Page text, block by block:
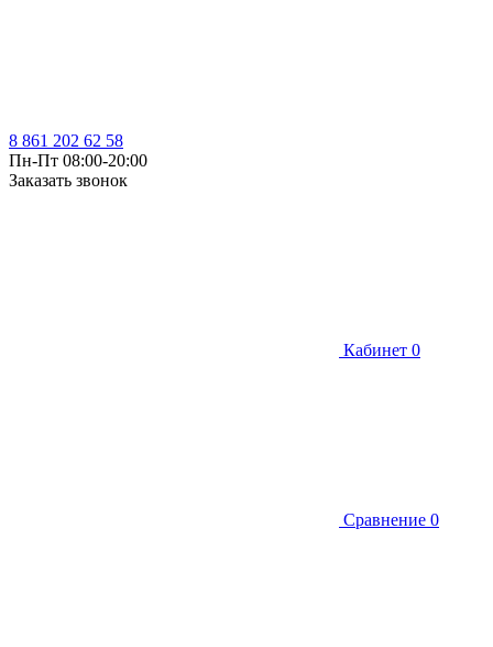
8 861 202 62 58
Пн-Пт 08:00-20:00
Заказать звонок
Кабинет 0
Сравнение 0